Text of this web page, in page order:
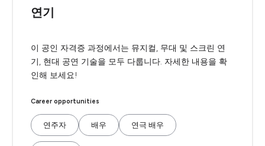
연기
이 공인 자격증 과정에서는 뮤지컬, 무대 및 스크린 연
기, 현대 공연 기술을 모두 다룹니다. 자세한 내용을 확
인해 보세요!
Career opportunities
연주자 배우 연극 배우